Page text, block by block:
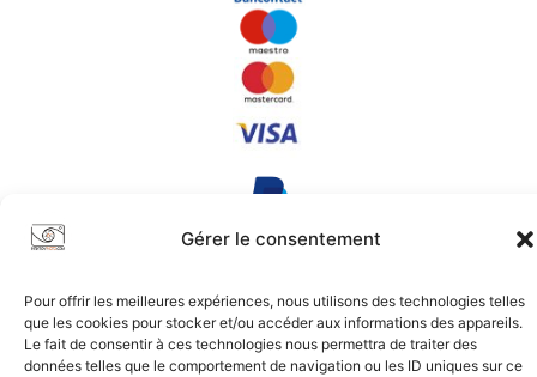
Gérer le consentement
Pour offrir les meilleures expériences, nous utilisons des technologies telles
que les cookies pour stocker et/ou accéder aux informations des appareils.
Le fait de consentir à ces technologies nous permettra de traiter des
données telles que le comportement de navigation ou les ID uniques sur ce
Conditions Générales|Confidentialité|Plan du Site